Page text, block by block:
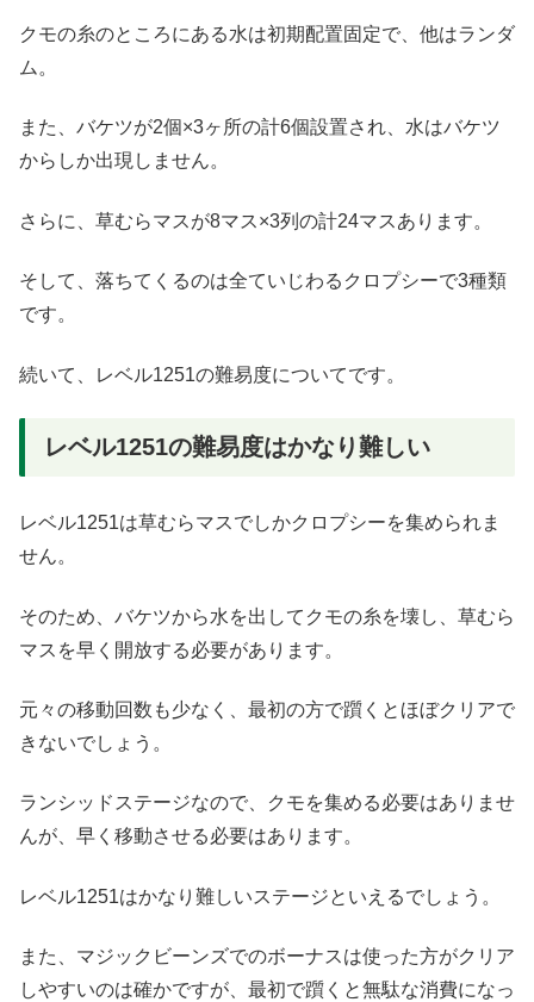
クモの糸のところにある水は初期配置固定で、他はランダ
ム。
また、バケツが2個×3ヶ所の計6個設置され、水はバケツ
からしか出現しません。
さらに、草むらマスが8マス×3列の計24マスあります。
そして、落ちてくるのは全ていじわるクロプシーで3種類
です。
続いて、レベル1251の難易度についてです。
レベル1251の難易度はかなり難しい
レベル1251は草むらマスでしかクロプシーを集められま
せん。
そのため、バケツから水を出してクモの糸を壊し、草むら
マスを早く開放する必要があります。
元々の移動回数も少なく、最初の方で躓くとほぼクリアで
きないでしょう。
ランシッドステージなので、クモを集める必要はありませ
んが、早く移動させる必要はあります。
レベル1251はかなり難しいステージといえるでしょう。
また、マジックビーンズでのボーナスは使った方がクリア
しやすいのは確かですが、最初で躓くと無駄な消費になっ